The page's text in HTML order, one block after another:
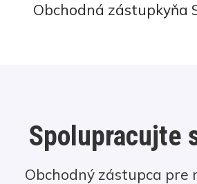
Obchodná zástupkyňa
Spolupracujte
Obchodný zástupca pre